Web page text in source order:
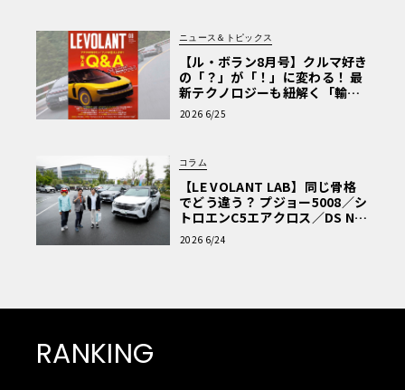
ニュース＆トピックス
【ル・ボラン8月号】クルマ好き
の「？」が「！」に変わる！ 最
新テクノロジーも紐解く「輸入
車Q&A」
2026 6/25
コラム
【LE VOLANT LAB】同じ骨格
でどう違う？ プジョー5008／シ
トロエンC5エアクロス／DS Nº4
読者一気乗りレポート
2026 6/24
RANKING